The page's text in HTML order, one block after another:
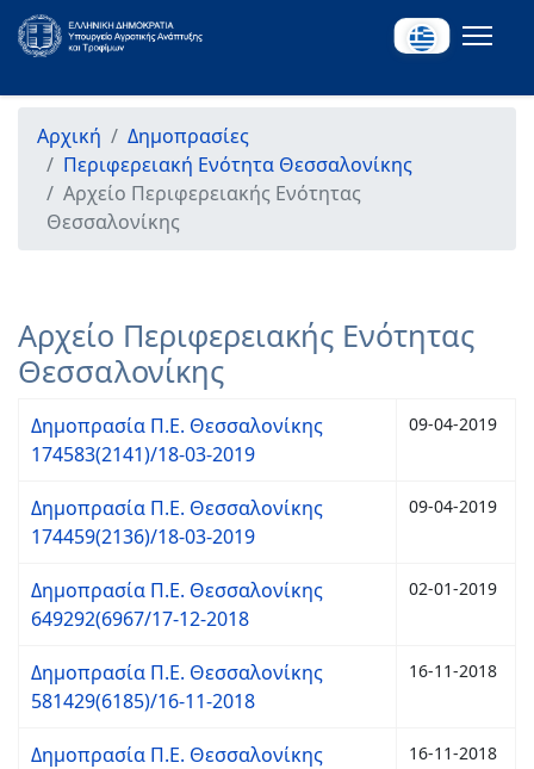
Αρχική
Δημοπρασίες
Περιφερειακή Ενότητα Θεσσαλονίκης
Αρχείο Περιφερειακής Ενότητας
Θεσσαλονίκης
Αρχείο Περιφερειακής Ενότητας
Θεσσαλονίκης
Δημοπρασία Π.Ε. Θεσσαλονίκης
174583(2141)/18-03-2019
09-04-2019
Δημοπρασία Π.Ε. Θεσσαλονίκης
174459(2136)/18-03-2019
09-04-2019
Δημοπρασία Π.Ε. Θεσσαλονίκης
649292(6967/17-12-2018
02-01-2019
Δημοπρασία Π.Ε. Θεσσαλονίκης
581429(6185)/16-11-2018
16-11-2018
Δημοπρασία Π.Ε. Θεσσαλονίκης
16-11-2018